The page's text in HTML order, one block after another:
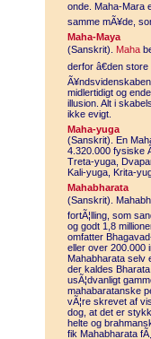
onde. Maha-Mara
samme mÃ¥de,
Maha-Maya
(Sanskrit). Maha
derfor â€den store
midlertidigt og
illusion. Alt i
ikke evigt.
Maha-yuga
(Sanskrit). En
4.320.000 fysiske
Treta-yuga,
Kali-yuga, Krita-
Mahabharata
(Sanskrit).
fortÃ¦lling, som
og godt 1,8
omfatter
eller over 200.000
Mahabharata selv
der kaldes
usÃ¦dvanligt
mahabaratanske
vÃ¦re skrevet af
dog, at det er
helte og
fik Mahabharata